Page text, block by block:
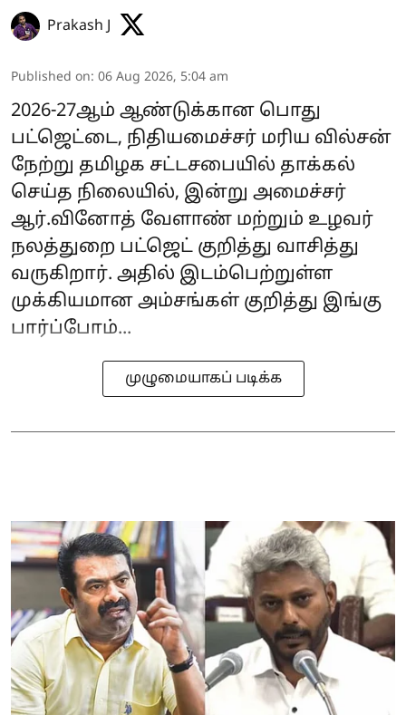
Prakash J
Published on: 06 Aug 2026, 5:04 am
2026-27ஆம் ஆண்டுக்கான பொது
பட்ஜெட்டை, நிதியமைச்சர் மரிய வில்சன்
நேற்று தமிழக சட்டசபையில் தாக்கல்
செய்த நிலையில், இன்று அமைச்சர்
ஆர்.வினோத் வேளாண் மற்றும் உழவர்
நலத்துறை பட்ஜெட் குறித்து வாசித்து
வருகிறார். அதில் இடம்பெற்றுள்ள
முக்கியமான அம்சங்கள் குறித்து இங்கு
பார்ப்போம்...
முழுமையாகப் படிக்க